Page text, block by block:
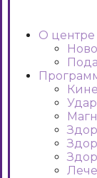
О центре